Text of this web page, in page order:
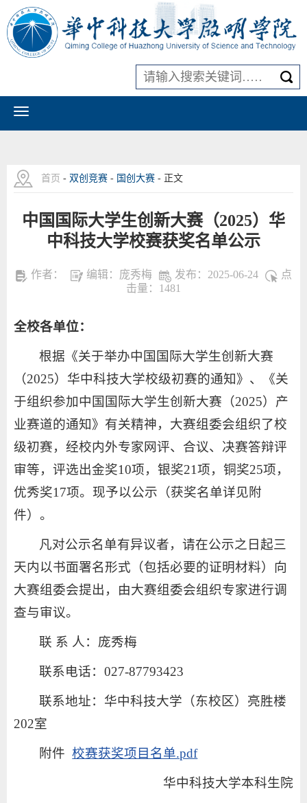
首页 - 双创竞赛 - 国创大赛 - 正文
中国国际大学生创新大赛（2025）华
中科技大学校赛获奖名单公示
作者： 编辑：庞秀梅 发布：2025-06-24
点
击量：
1481
全校各单位：
根据《关于举办中国国际大学生创新大赛
（2025）华中科技大学校级初赛的通知》、《关
于组织参加中国国际大学生创新大赛（2025）产
业赛道的通知》有关精神，大赛组委会组织了校
级初赛，经校内外专家网评、合议、决赛答辩评
审等，评选出金奖10项，银奖21项，铜奖25项，
优秀奖17项。现予以公示（获奖名单详见附
件）。
凡对公示名单有异议者，请在公示之日起三
天内以书面署名形式（包括必要的证明材料）向
大赛组委会提出，由大赛组委会组织专家进行调
查与审议。
联 系 人：庞秀梅
联系电话：027-87793423
联系地址：华中科技大学（东校区）亮胜楼
202室
附件校赛获奖项目名单.pdf
华中科技大学本科生院